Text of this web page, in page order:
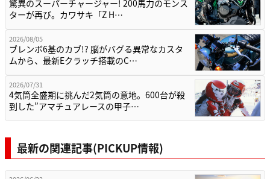
驚異のスーパーチャージャー! 200馬力のモンス
ターが再び。カワサキ「Z H…
2026/08/05
ブレンボ6基のカブ!? 脳がバグる異常なカスタ
ムから、最新Eクラッチ搭載のC…
2026/07/31
4気筒全盛期に挑んだ2気筒の意地。600台が殺
到した”アマチュアレースの甲子…
最新の関連記事(PICKUP情報)